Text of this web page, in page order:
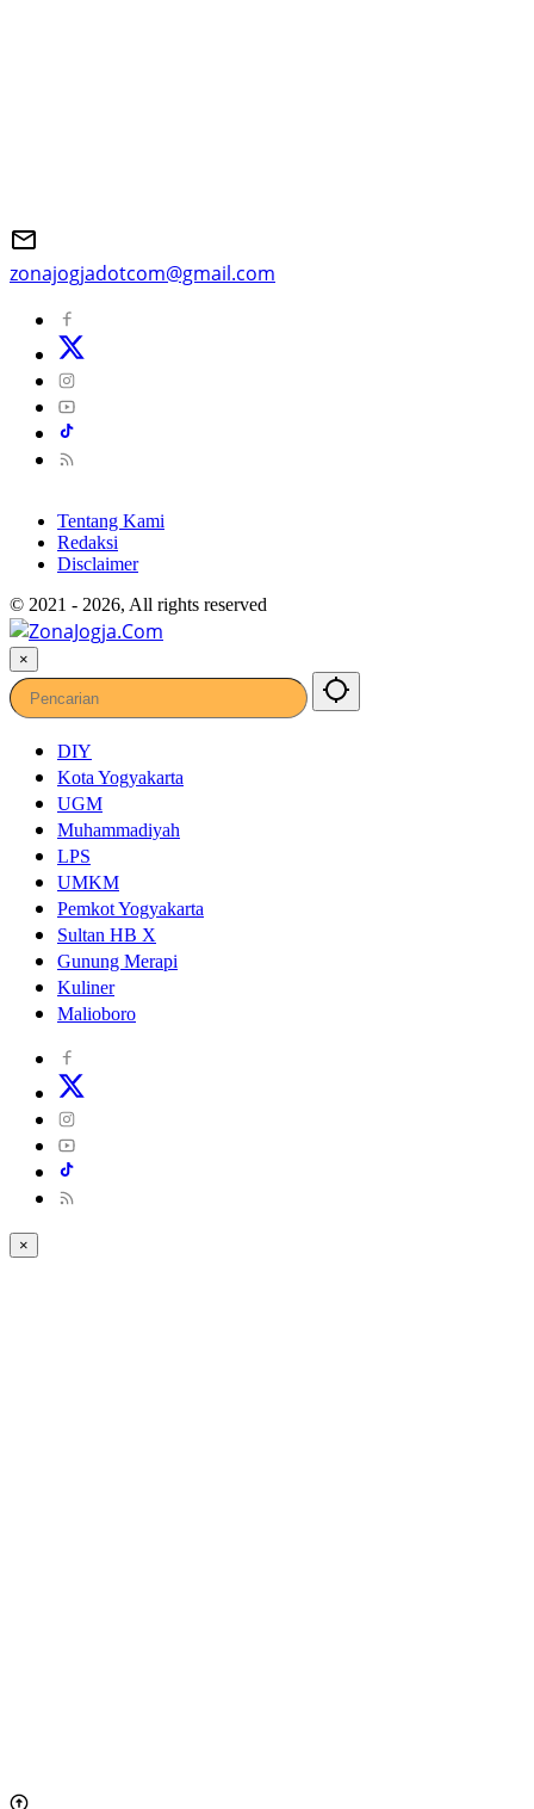
zonajogjadotcom@gmail.com
Tentang Kami
Redaksi
Disclaimer
© 2021 - 2026, All rights reserved
×
DIY
Kota Yogyakarta
UGM
Muhammadiyah
LPS
UMKM
Pemkot Yogyakarta
Sultan HB X
Gunung Merapi
Kuliner
Malioboro
×